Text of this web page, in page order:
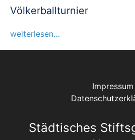
Völkerballturnier
weiterlesen…
Impressum
Städtisches